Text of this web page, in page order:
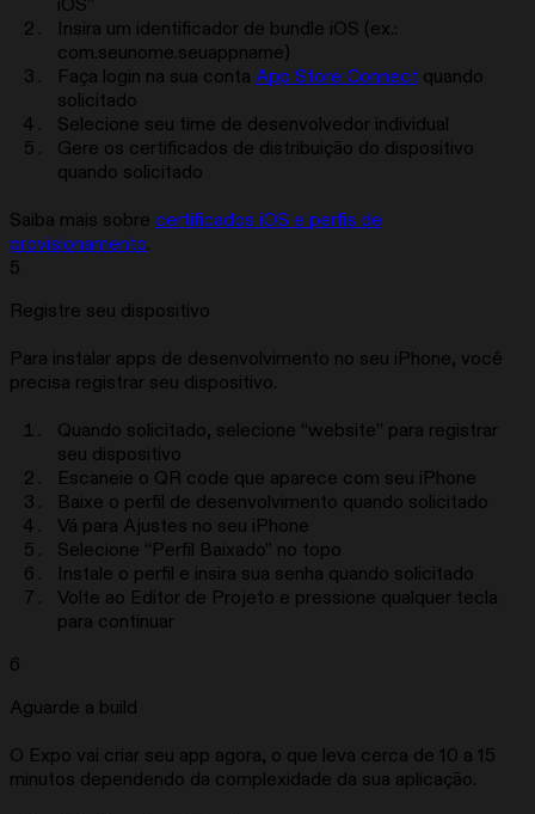
iOS”
Insira um identificador de bundle iOS (ex.:
com.seunome.seuappname)
Faça login na sua conta App Store Connect quando
solicitado
Selecione seu time de desenvolvedor individual
Gere os certificados de distribuição do dispositivo
quando solicitado
Saiba mais sobre certificados iOS e perfis de
provisionamento.
5
Registre seu dispositivo
Para instalar apps de desenvolvimento no seu iPhone, você
precisa registrar seu dispositivo.
Quando solicitado, selecione “website” para registrar
seu dispositivo
Escaneie o QR code que aparece com seu iPhone
Baixe o perfil de desenvolvimento quando solicitado
Vá para Ajustes no seu iPhone
Selecione “Perfil Baixado” no topo
Instale o perfil e insira sua senha quando solicitado
Volte ao Editor de Projeto e pressione qualquer tecla
para continuar
6
Aguarde a build
O Expo vai criar seu app agora, o que leva cerca de 10 a 15
minutos dependendo da complexidade da sua aplicação.